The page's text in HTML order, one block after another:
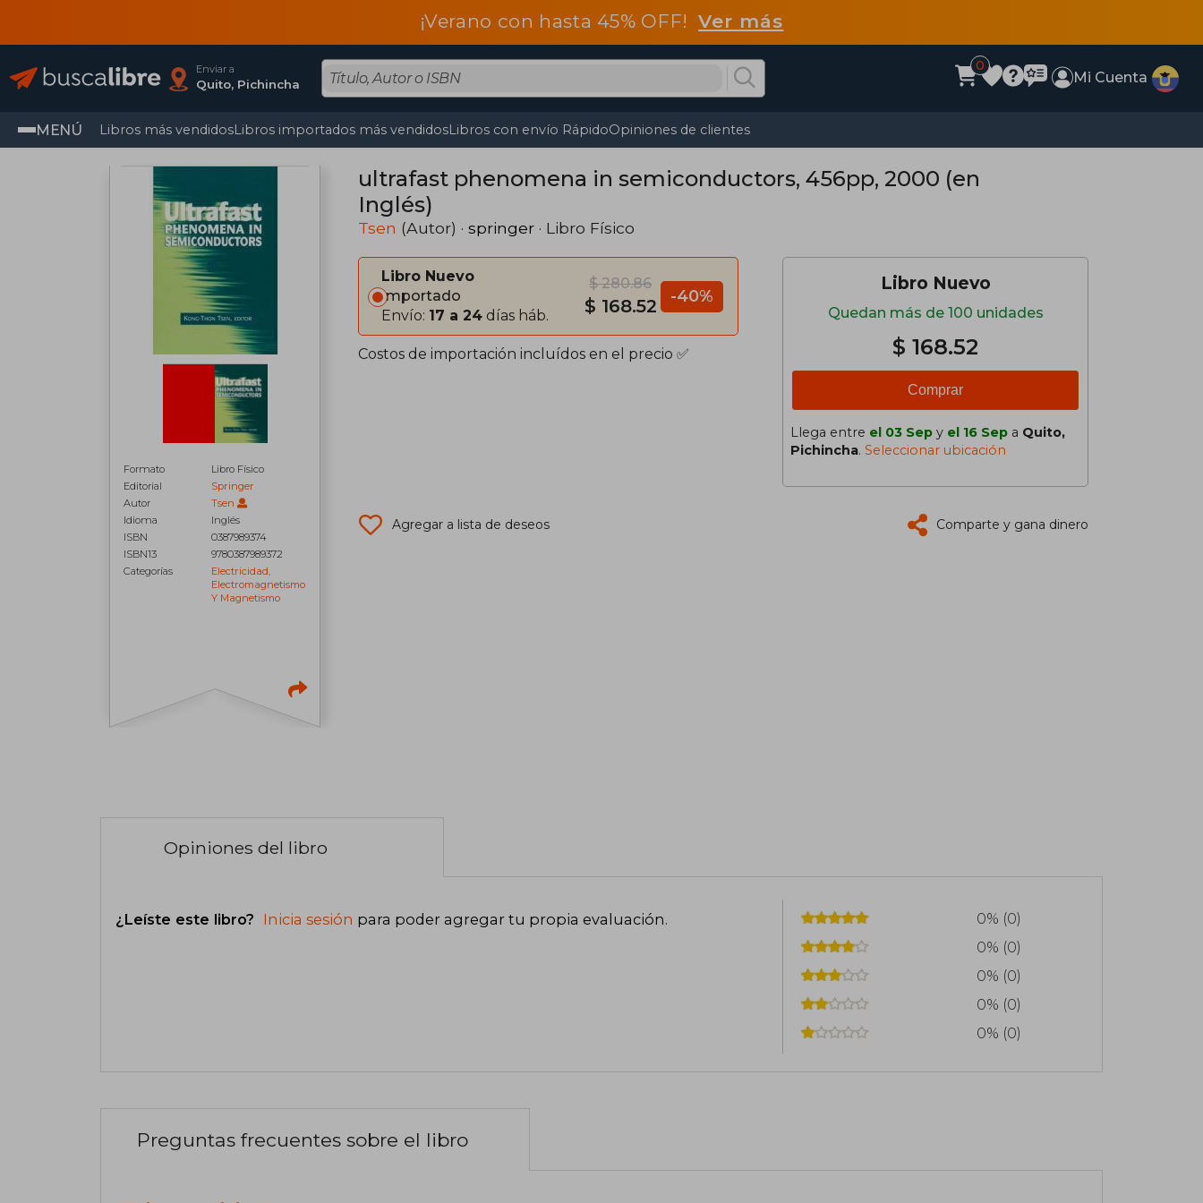
¡Verano con hasta 45% OFF!Ver más
Enviar a
Quito, Pichincha
0
Mi Cuenta
MENÚ Libros más vendidosLibros importados más vendidosLibros con envío RápidoOpiniones de clientes
Formato
Libro Físico
Editorial
Springer
Autor
Tsen
Idioma
Inglés
ISBN
0387989374
ISBN13
9780387989372
Categorías
Electricidad,
Electromagnetismo
Y Magnetismo
ultrafast phenomena in semiconductors, 456pp, 2000 (en
Inglés)
Tsen (Autor) · springer · Libro Físico
Libro Nuevo
Importado
Envío: 17 a 24 días háb.
$ 280.86
$ 168.52 -40%
Costos de importación incluídos en el precio ✅
Libro Nuevo
Quedan más de 100 unidades
$ 168.52
Comprar
Llega entre el 03 Sep y el 16 Sep a Quito,
Pichincha. Seleccionar ubicación
Agregar a lista de deseos Comparte y gana dinero
Opiniones del libro
¿Leíste este libro? Inicia sesión para poder agregar tu propia evaluación.
0% (0)
0% (0)
0% (0)
0% (0)
0% (0)
Preguntas frecuentes sobre el libro